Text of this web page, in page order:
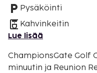
Pysäköinti
Kahvinkeitin
Lue lisää
ChampionsGate Golf
minuutin ja Reunion